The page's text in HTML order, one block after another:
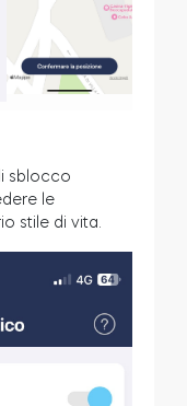
sblocco
le
stile di vita.